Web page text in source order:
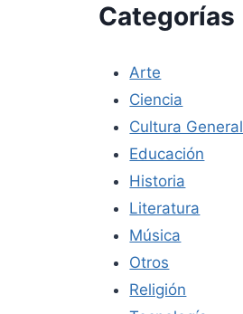
Categorías
Arte
Ciencia
Cultura General
Educación
Historia
Literatura
Música
Otros
Religión